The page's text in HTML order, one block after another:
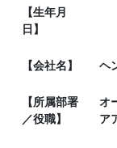
【生年月
日】
【会社名】 ヘ
【所属部署
／役職】
オ
ア